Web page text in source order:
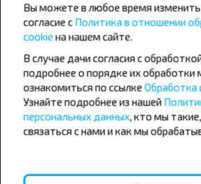
Орша - Могилёв
Минск - Несвиж
Минск - Могилёв
Минск - Брест
Минск - Гомель
Минск - Бобруйск
Минск -
Гомель -
Брест -
Варшава
Санкт-
Вильнюс - Минск
Полоцк - Рига
Москва -
Брест -
Вы можете в любое время изменить
согласие сПолитика в отношении
cookieна нашем сайте.
В случае дачи согласия с
подробнее о порядке их
ознакомиться по ссылкеОбработка
Узнайте подробнее из нашей
персональных данных, кто мы
связаться с нами и как мы